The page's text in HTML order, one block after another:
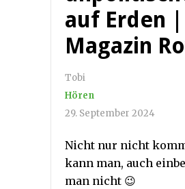
auf Erden |
Magazin
Tobi
Hören
29. September 2024
Nicht nur nicht
kann man, auch
man nicht 😉